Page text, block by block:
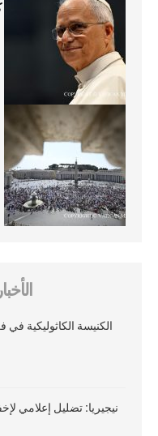
الكنيسة الكاثوليكية في
نيجيريا: تضليل إعلامي